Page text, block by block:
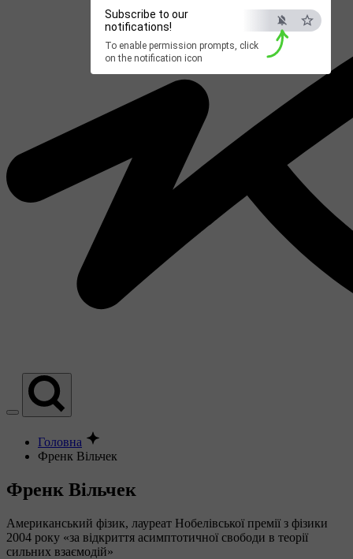
Subscribe to our
notifications!
To enable permission prompts, click
on the notification icon
Головна
Френк Вільчек
Френк Вільчек
Американський фізик, лауреат Нобелівської премії з фізики
2004 року «за відкриття асимптотичної свободи в теорії
сильних взаємодій»